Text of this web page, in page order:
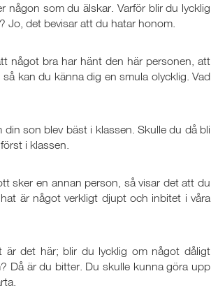
någon som du älskar. Varför blir du lycklig
Jo, det bevisar att du hatar honom.
något bra har hänt den här personen, att
kan du känna dig en smula olycklig. Vad
son blev bäst i klassen. Skulle du då bli
i klassen.
sker en annan person, så visar det att du
är något verkligt djupt och inbitet i våra
det här; blir du lycklig om något dåligt
Då är du bitter. Du skulle kunna göra upp